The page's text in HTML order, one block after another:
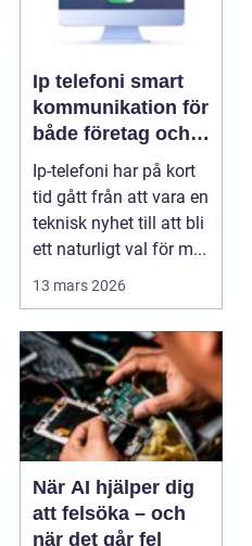
Ip telefoni smart
kommunikation för
både företag och
privatpersoner
Ip-telefoni har på kort
tid gått från att vara en
teknisk nyhet till att bli
ett naturligt val för m...
13 mars 2026
När AI hjälper dig
att felsöka – och
när det går fel